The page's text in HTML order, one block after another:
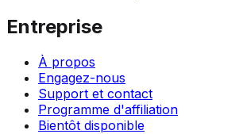
Entreprise
À propos
Engagez-nous
Support et contact
Programme d'affiliation
Bientôt disponible